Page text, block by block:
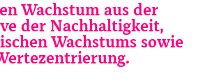
Wachstum aus der
der Nachhaltigkeit,
Wachstums sowie